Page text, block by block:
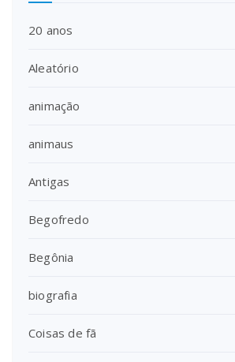
20 anos
Aleatório
animação
animaus
Antigas
Begofredo
Begônia
biografia
Coisas de fã